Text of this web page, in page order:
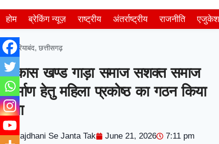
होम ब्रेकिंग न्यूज़ राष्ट्रीय अंतर्राष्ट्रीय राजनीति
गरियाबंद,छत्तीसगढ़
विकास खण्ड गाड़ा समाज सशक्त समाज
निर्माण हेतु महिला प्रकोष्ठ का गठन किया
गया
Rajdhani Se Janta Tak June 21, 2026
7:11 pm